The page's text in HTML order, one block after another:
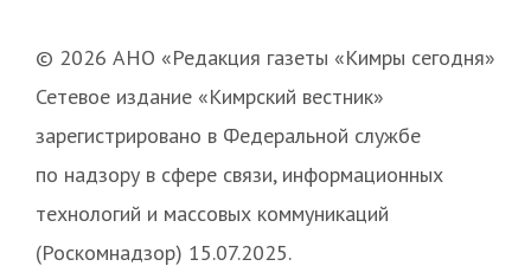
© 2026 АНО «Редакция газеты «Кимры сегодня»
Сетевое издание «Кимрский вестник»
зарегистрировано в Федеральной службе
по надзору в сфере связи, информационных
технологий и массовых коммуникаций
(Роскомнадзор) 15.07.2025.